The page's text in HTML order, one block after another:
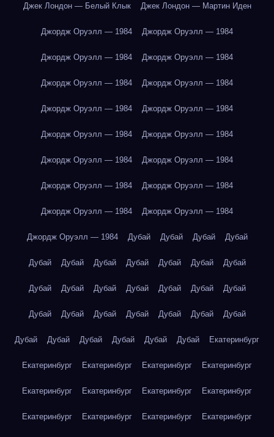
Джек Лондон — Белый Клык Джек Лондон — Мартин Иден
Джордж Оруэлл — 1984 Джордж Оруэлл — 1984
Джордж Оруэлл — 1984 Джордж Оруэлл — 1984
Джордж Оруэлл — 1984 Джордж Оруэлл — 1984
Джордж Оруэлл — 1984 Джордж Оруэлл — 1984
Джордж Оруэлл — 1984 Джордж Оруэлл — 1984
Джордж Оруэлл — 1984 Джордж Оруэлл — 1984
Джордж Оруэлл — 1984 Джордж Оруэлл — 1984
Джордж Оруэлл — 1984 Джордж Оруэлл — 1984
Джордж Оруэлл — 1984 Дубай Дубай Дубай Дубай
Дубай Дубай Дубай Дубай Дубай Дубай Дубай
Дубай Дубай Дубай Дубай Дубай Дубай Дубай
Дубай Дубай Дубай Дубай Дубай Дубай Дубай
Дубай Дубай Дубай Дубай Дубай Дубай Екатеринбург
Екатеринбург Екатеринбург Екатеринбург Екатеринбург
Екатеринбург Екатеринбург Екатеринбург Екатеринбург
Екатеринбург Екатеринбург Екатеринбург Екатеринбург